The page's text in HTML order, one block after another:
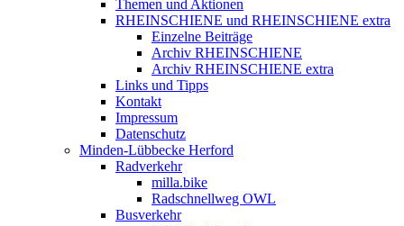
Themen und Aktionen
RHEINSCHIENE und RHEINSCHIENE extra
Einzelne Beiträge
Archiv RHEINSCHIENE
Archiv RHEINSCHIENE extra
Links und Tipps
Kontakt
Impressum
Datenschutz
Minden-Lübbecke Herford
Radverkehr
milla.bike
Radschnellweg OWL
Busverkehr